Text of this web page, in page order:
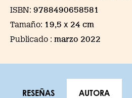
ISBN: 9788490658581
Tamaño: 19,5 x 24 cm
Publicado : marzo 2022
RESEÑAS AUTORA